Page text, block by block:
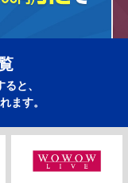
と、
ます。